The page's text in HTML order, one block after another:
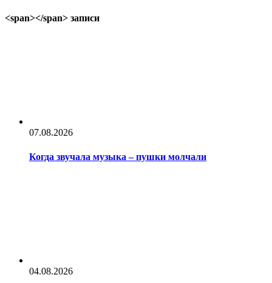
<span></span> записи
07.08.2026
Когда звучала музыка – пушки молчали
04.08.2026